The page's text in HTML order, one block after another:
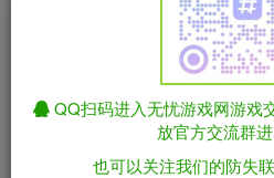
伊始之地/Terra Nil
QQ扫码进入无忧游戏网游戏
放官方交流群
也可以关注我们的防失